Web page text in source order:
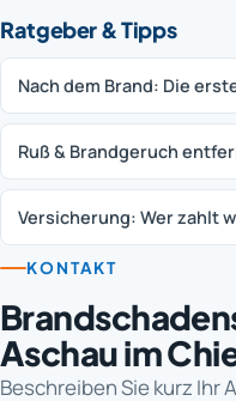
Ratgeber & Tipps
Nach dem Brand: Die
Ruß & Brandgeruch
Versicherung: Wer zahlt
KONTAKT
Aschau im
Beschreiben Sie kurz Ihr